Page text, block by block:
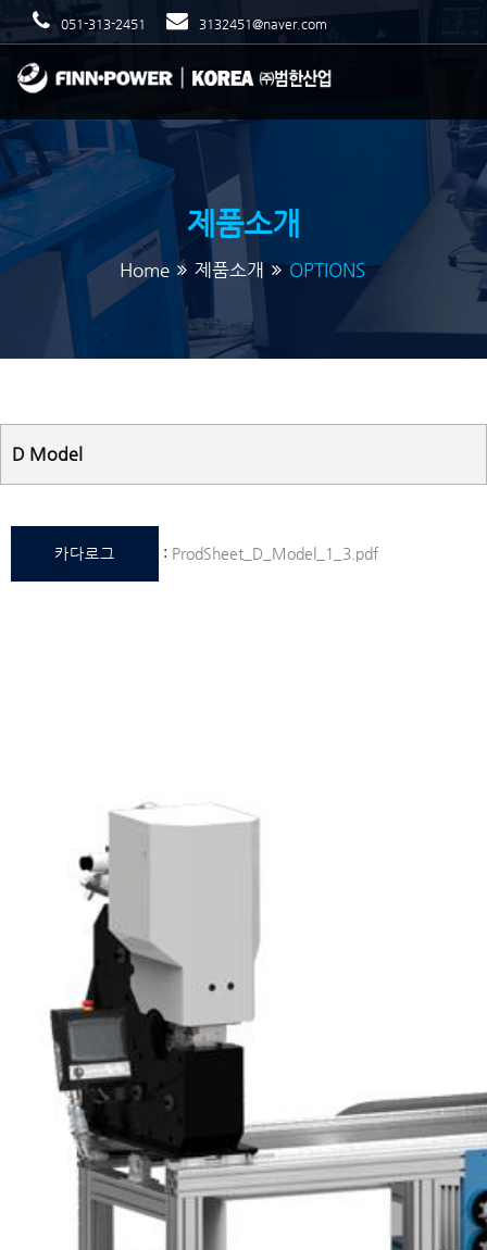
051-313-2451 3132451@naver.com
제품소개
Home 제품소개 OPTIONS
D Model
카다로그 : ProdSheet_D_Model_1_3.pdf